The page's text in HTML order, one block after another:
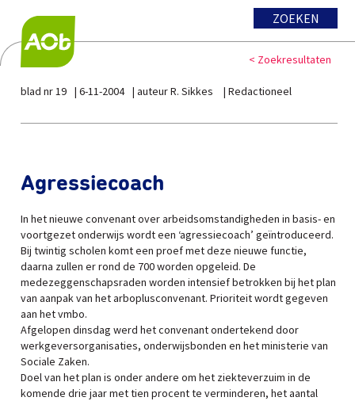
ZOEKEN
< Zoekresultaten
blad nr 19 6-11-2004 auteur R. Sikkes Redactioneel
Agressiecoach
In het nieuwe convenant over arbeidsomstandigheden in basis- en
voortgezet onderwijs wordt een ‘agressiecoach’ geïntroduceerd.
Bij twintig scholen komt een proef met deze nieuwe functie,
daarna zullen er rond de 700 worden opgeleid. De
medezeggenschapsraden worden intensief betrokken bij het plan
van aanpak van het arboplusconvenant. Prioriteit wordt gegeven
aan het vmbo.
Afgelopen dinsdag werd het convenant ondertekend door
werkgeversorganisaties, onderwijsbonden en het ministerie van
Sociale Zaken.
Doel van het plan is onder andere om het ziekteverzuim in de
komende drie jaar met tien procent te verminderen, het aantal